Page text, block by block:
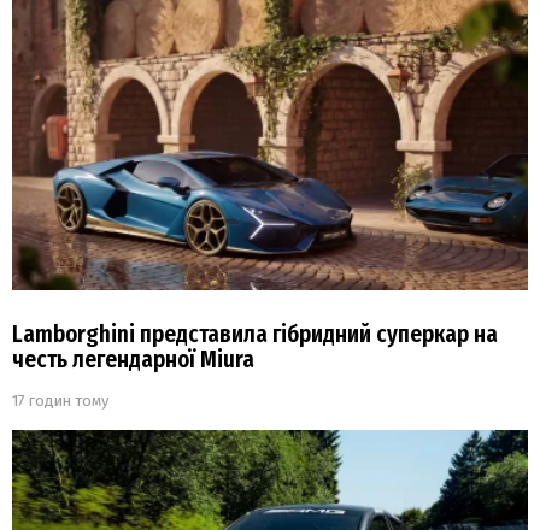
Lamborghini представила гібридний суперкар на
честь легендарної Miura
17 годин тому